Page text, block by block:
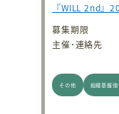
『WILL 2nd』
募集期限
主催･連絡先
その他 組織基盤強